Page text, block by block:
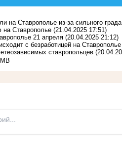
на Ставрополье из-за сильного
на Ставрополье (21.04.2025 17:51)
21 апреля (20.04.2025 21:12)
с безработицей на Ставрополье
ставропольцев